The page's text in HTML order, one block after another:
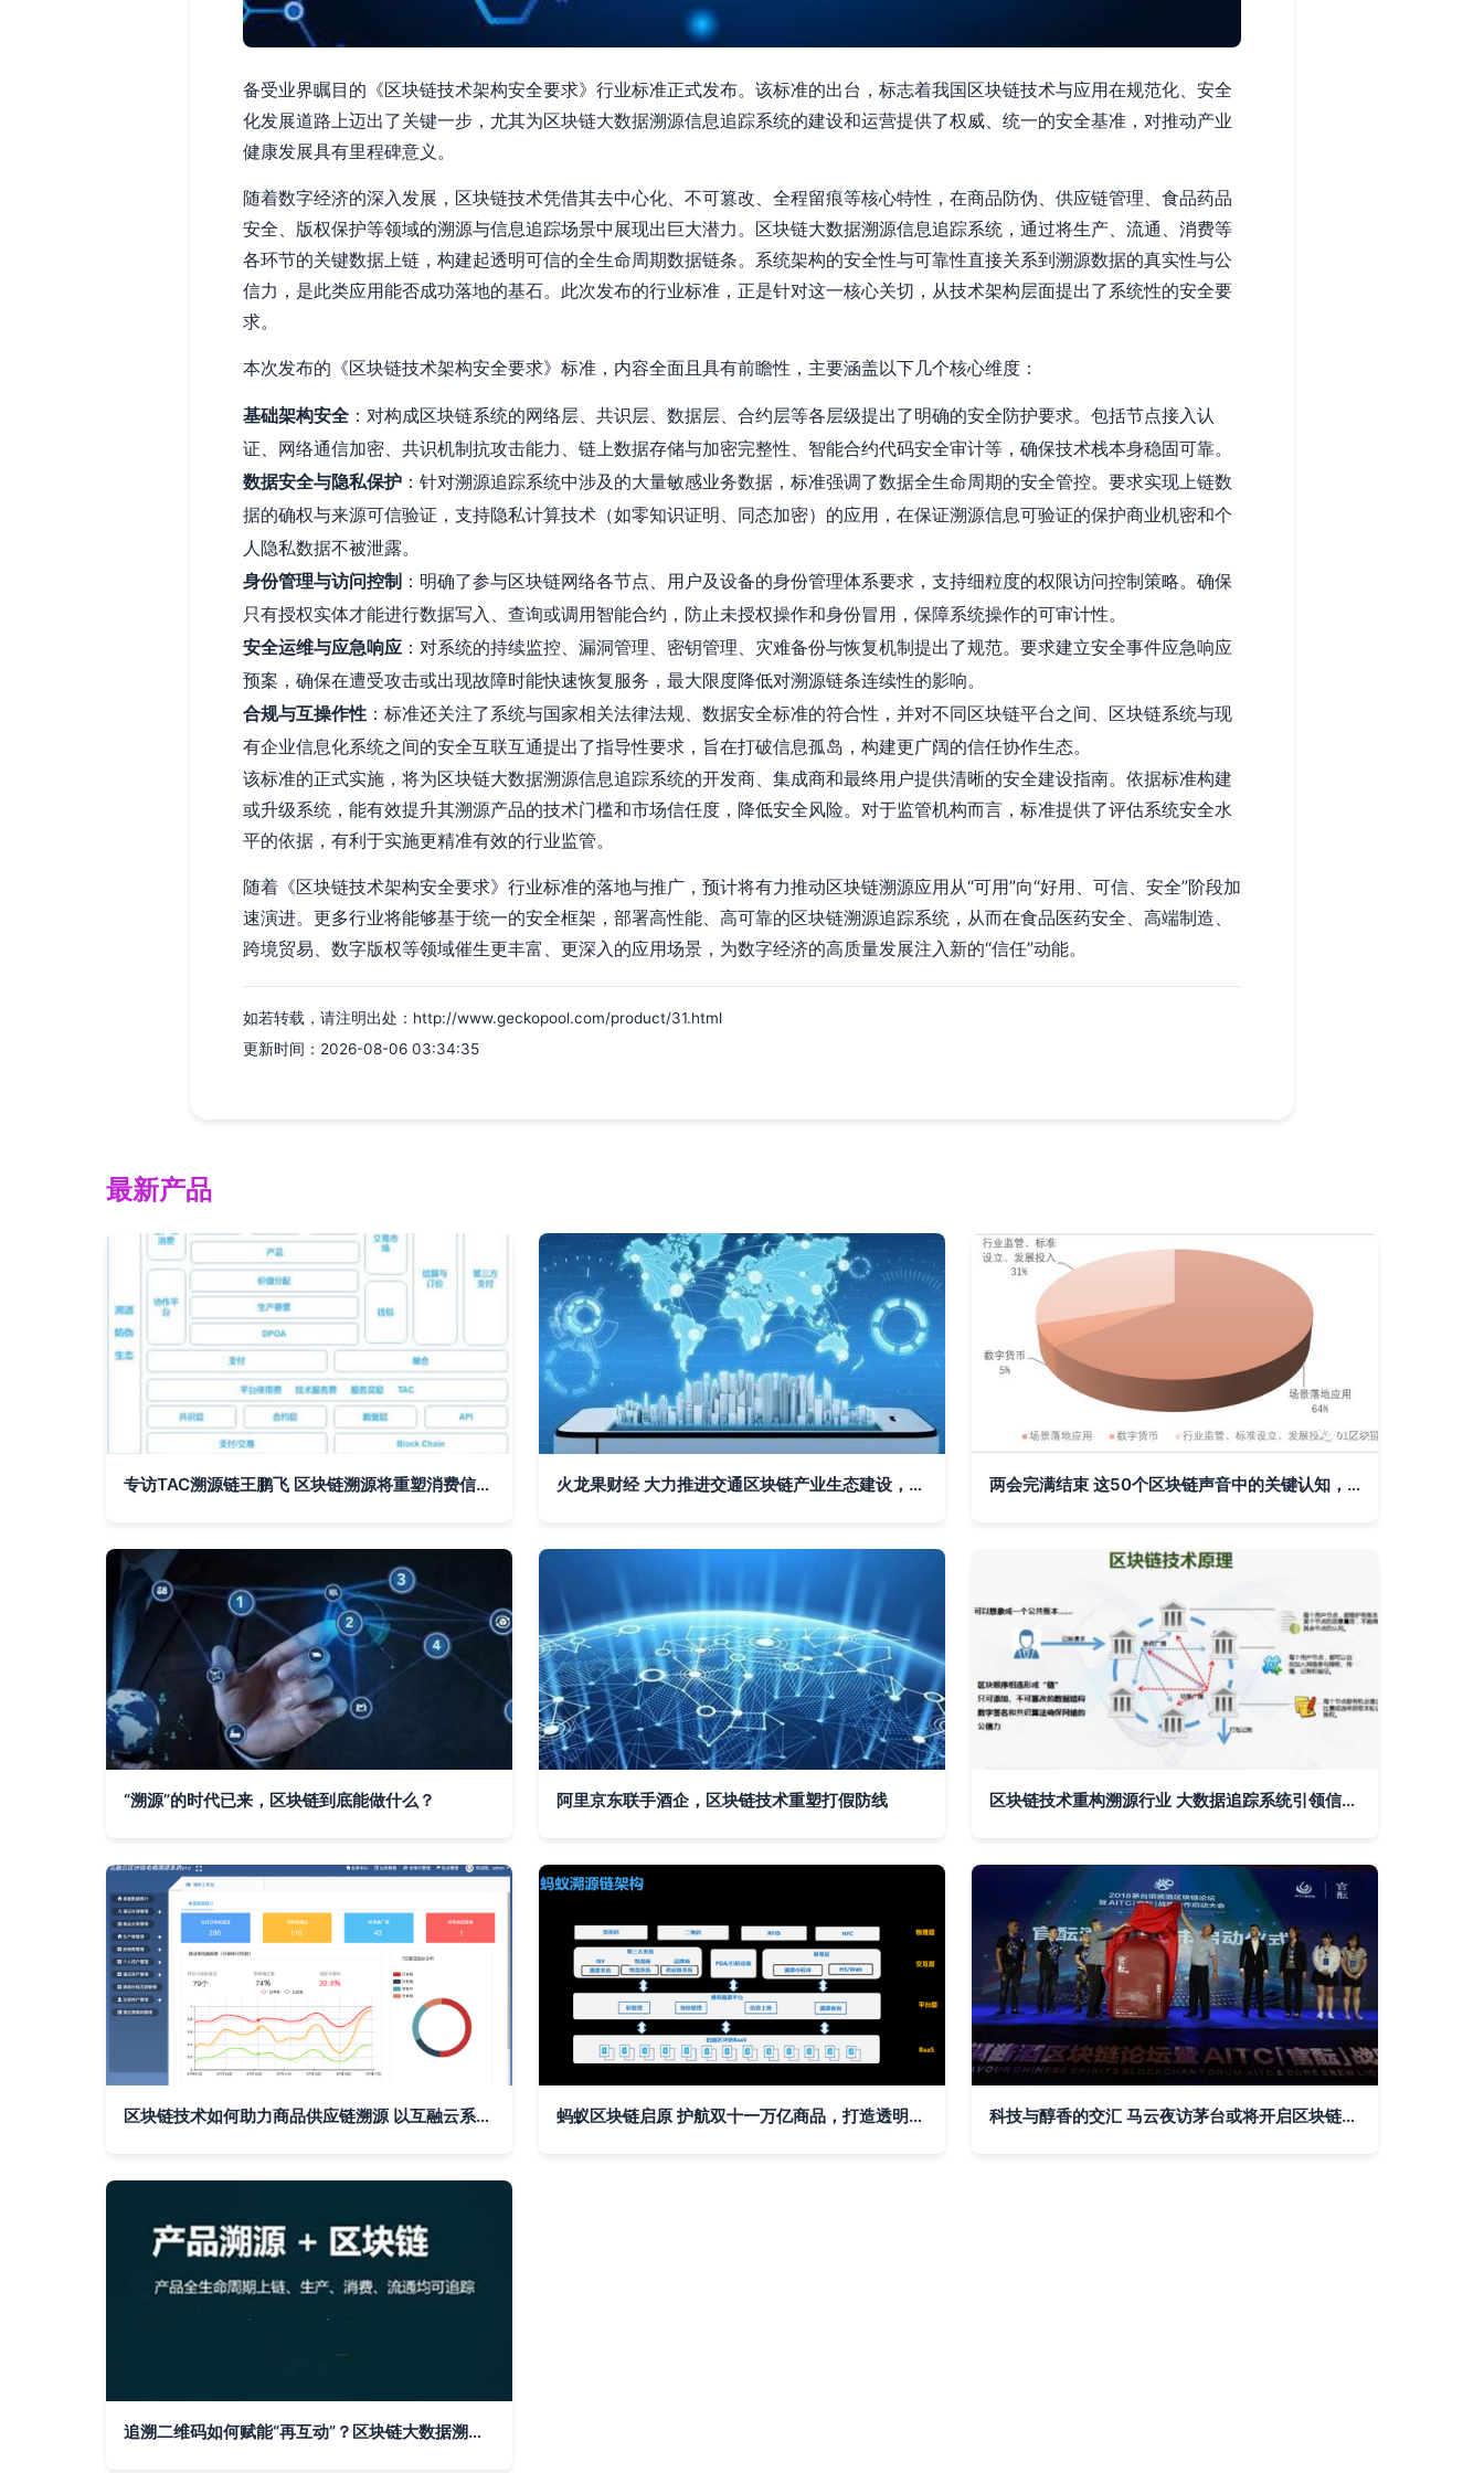
备受业界瞩目的《区块链技术架构安全要求》行业标准正式发布。该标准的出台，标志着我国区块链技术与应用在规范化、安全
化发展道路上迈出了关键一步，尤其为区块链大数据溯源信息追踪系统的建设和运营提供了权威、统一的安全基准，对推动产业
健康发展具有里程碑意义。
随着数字经济的深入发展，区块链技术凭借其去中心化、不可篡改、全程留痕等核心特性，在商品防伪、供应链管理、食品药品
安全、版权保护等领域的溯源与信息追踪场景中展现出巨大潜力。区块链大数据溯源信息追踪系统，通过将生产、流通、消费等
各环节的关键数据上链，构建起透明可信的全生命周期数据链条。系统架构的安全性与可靠性直接关系到溯源数据的真实性与公
信力，是此类应用能否成功落地的基石。此次发布的行业标准，正是针对这一核心关切，从技术架构层面提出了系统性的安全要
求。
本次发布的《区块链技术架构安全要求》标准，内容全面且具有前瞻性，主要涵盖以下几个核心维度：
基础架构安全 ：对构成区块链系统的网络层、共识层、数据层、合约层等各层级提出了明确的安全防护要求。包括节点接入认
证、网络通信加密、共识机制抗攻击能力、链上数据存储与加密完整性、智能合约代码安全审计等，确保技术栈本身稳固可靠。
数据安全与隐私保护 ：针对溯源追踪系统中涉及的大量敏感业务数据，标准强调了数据全生命周期的安全管控。要求实现上链数
据的确权与来源可信验证，支持隐私计算技术（如零知识证明、同态加密）的应用，在保证溯源信息可验证的保护商业机密和个
人隐私数据不被泄露。
身份管理与访问控制 ：明确了参与区块链网络各节点、用户及设备的身份管理体系要求，支持细粒度的权限访问控制策略。确保
只有授权实体才能进行数据写入、查询或调用智能合约，防止未授权操作和身份冒用，保障系统操作的可审计性。
安全运维与应急响应 ：对系统的持续监控、漏洞管理、密钥管理、灾难备份与恢复机制提出了规范。要求建立安全事件应急响应
预案，确保在遭受攻击或出现故障时能快速恢复服务，最大限度降低对溯源链条连续性的影响。
合规与互操作性 ：标准还关注了系统与国家相关法律法规、数据安全标准的符合性，并对不同区块链平台之间、区块链系统与现
有企业信息化系统之间的安全互联互通提出了指导性要求，旨在打破信息孤岛，构建更广阔的信任协作生态。
该标准的正式实施，将为区块链大数据溯源信息追踪系统的开发商、集成商和最终用户提供清晰的安全建设指南。依据标准构建
或升级系统，能有效提升其溯源产品的技术门槛和市场信任度，降低安全风险。对于监管机构而言，标准提供了评估系统安全水
平的依据，有利于实施更精准有效的行业监管。
随着《区块链技术架构安全要求》行业标准的落地与推广，预计将有力推动区块链溯源应用从“可用”向“好用、可信、安全”阶段加
速演进。更多行业将能够基于统一的安全框架，部署高性能、高可靠的区块链溯源追踪系统，从而在食品医药安全、高端制造、
跨境贸易、数字版权等领域催生更丰富、更深入的应用场景，为数字经济的高质量发展注入新的“信任”动能。
如若转载，请注明出处：http://www.geckopool.com/product/31.html
更新时间：2026-08-06 03:34:35
最新产品
专访TAC溯源链王鹏飞 区块链溯源将重塑消费信用体系，实用是关键 火龙果财经 大力推进交通区块链产业生态建设，赋能区块链大数据溯源信息追踪系统 两会完满结束 这50个区块链声音中的关键认知，从区块链到大数据溯源与信息追踪系统
“溯源”的时代已来，区块链到底能做什么？ 阿里京东联手酒企，区块链技术重塑打假防线 区块链技术重构溯源行业 大数据追踪系统引领信任革命
区块链技术如何助力商品供应链溯源 以互融云系统为例 蚂蚁区块链启原 护航双十一万亿商品，打造透明可追溯的数字信任体系 科技与醇香的交汇 马云夜访茅台或将开启区块链白酒溯源新纪元
追溯二维码如何赋能“再互动”？区块链大数据溯源信息追踪系统详解